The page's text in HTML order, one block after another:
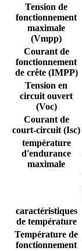
Tension de
fonctionnement
maximale
(Vmpp)
Courant de
fonctionnement
de crête (IMPP)
Tension en
circuit ouvert
(Voc)
Courant de
court-circuit (Isc)
température
d'endurance
maximale
caractéristiques
de température
Température de
fonctionnement